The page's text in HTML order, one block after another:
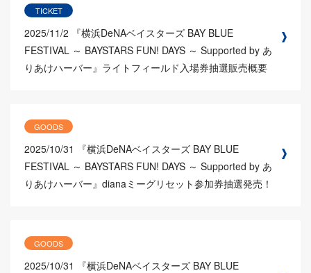
TICKET
2025/11/2
『横浜DeNAベイスターズ BAY BLUE
FESTIVAL ～ BAYSTARS FUN! DAYS ～ Supported by あ
りあけハーバー』ライトフィールド入場券抽選販売概要
GOODS
2025/10/31
『横浜DeNAベイスターズ BAY BLUE
FESTIVAL ～ BAYSTARS FUN! DAYS ～ Supported by あ
りあけハーバー』dianaミーグリセット参加券抽選発売！
GOODS
2025/10/31
『横浜DeNAベイスターズ BAY BLUE